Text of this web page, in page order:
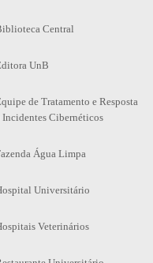
Central
UnB
de Tratamento e Resposta
Incidentes Cibernéticos
Água Limpa
Universitário
Veterinários